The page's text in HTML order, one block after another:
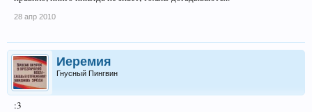
28 апр 2010
Иеремия
Гнусный Пингвин
:3